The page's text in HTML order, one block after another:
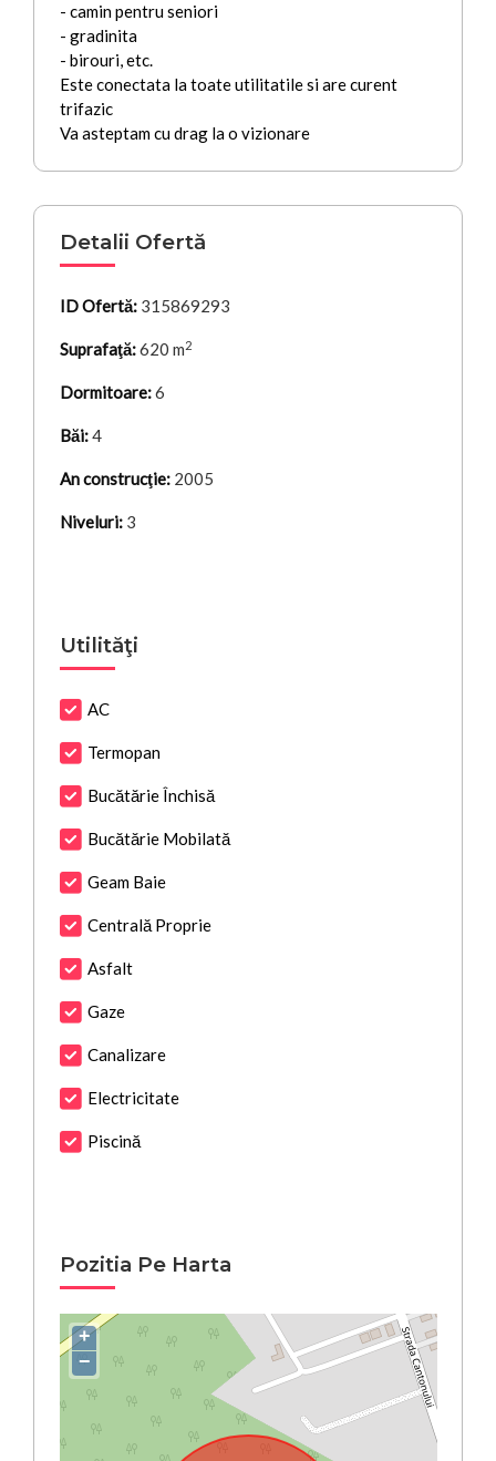
- camin pentru seniori
- gradinita
- birouri, etc.
Este conectata la toate utilitatile si are curent
trifazic
Va asteptam cu drag la o vizionare
Detalii Ofertă
ID Ofertă: 315869293
Suprafaţă: 620 m2
Dormitoare: 6
Băi: 4
An construcţie: 2005
Niveluri: 3
Utilităţi
AC
Termopan
Bucătărie Închisă
Bucătărie Mobilată
Geam Baie
Centrală Proprie
Asfalt
Gaze
Canalizare
Electricitate
Piscină
Pozitia Pe Harta